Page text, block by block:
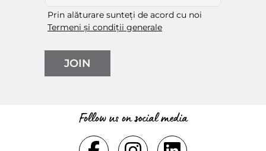
Prin alăturare sunteți de acord cu noi
Termeni și condiții generale
JOIN
Follow us on social media